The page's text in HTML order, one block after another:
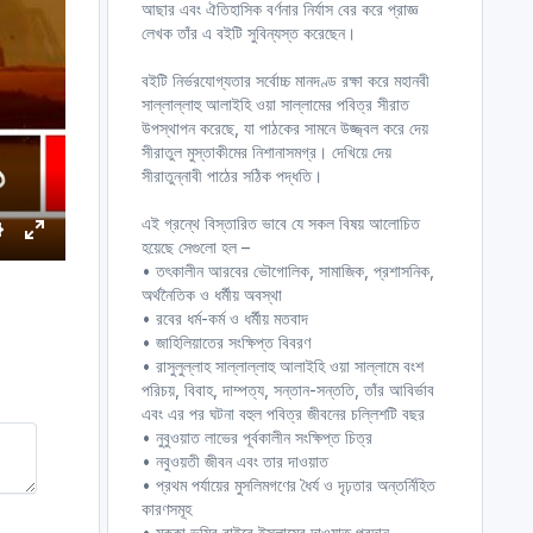
আছার এবং ঐতিহাসিক বর্ণনার নির্যাস বের করে প্রাজ্ঞ
লেখক তাঁর এ বইটি সুবিন্যস্ত করেছেন।
বইটি নির্ভরযোগ্যতার সর্বোচ্চ মানদণ্ড রক্ষা করে মহানবী
সাল্লাল্লাহু আলাইহি ওয়া সাল্লামের পবিত্র সীরাত
উপস্থাপন করেছে, যা পাঠকের সামনে উজ্জ্বল করে দেয়
সীরাতুল মুস্তাকীমের নিশানাসমগ্র। দেখিয়ে দেয়
সীরাতুন্নাবী পাঠের সঠিক পদ্ধতি।
এই গ্রন্থে বিস্তারিত ভাবে যে সকল বিষয় আলোচিত
হয়েছে সেগুলো হল –
• তৎকালীন আরবের ভৌগোলিক, সামাজিক, প্রশাসনিক,
অর্থনৈতিক ও ধর্মীয় অবস্থা
• রবের ধর্ম-কর্ম ও ধর্মীয় মতবাদ
• জাহিলিয়াতের সংক্ষিপ্ত বিবরণ
• রাসুলুল্লাহ সাল্লাল্লাহু আলাইহি ওয়া সাল্লামে বংশ
পরিচয়, বিবাহ, দাম্পত্য, সন্তান-সন্ততি, তাঁর আবির্ভাব
এবং এর পর ঘটনা বহুল পবিত্র জীবনের চল্লিশটি বছর
• নুবুওয়াত লাভের পূর্বকালীন সংক্ষিপ্ত চিত্র
• নবুওয়তী জীবন এবং তার দাওয়াত
• প্রথম পর্যায়ের মুসলিমগণের ধৈর্য ও দৃঢ়তার অন্তর্নিহিত
কারণসমূহ